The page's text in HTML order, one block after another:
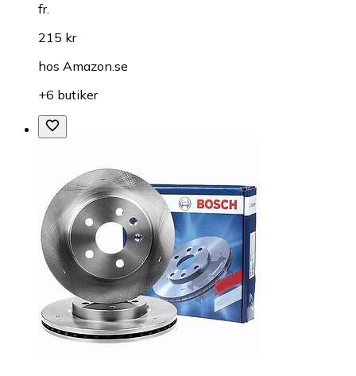
fr.
215 kr
hos Amazon.se
+6 butiker